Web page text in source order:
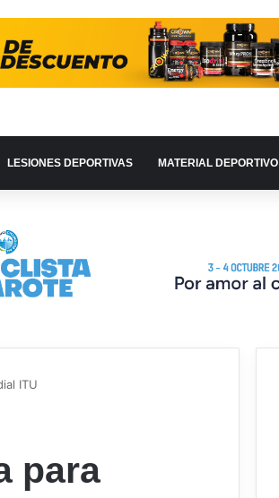
LESIONES DEPORTIVAS MATERIAL DEPORTIVO
ITU
para